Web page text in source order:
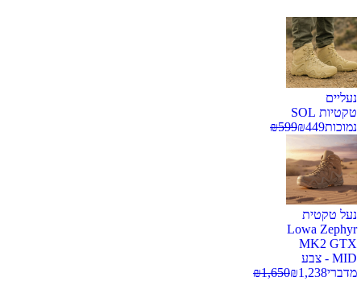
נעליים
טקטיות SOL
נמוכות
₪449
₪599
נעל טקטית
Lowa Zephyr
MK2 GTX
MID - צבע
מדברי
₪1,238
₪1,650